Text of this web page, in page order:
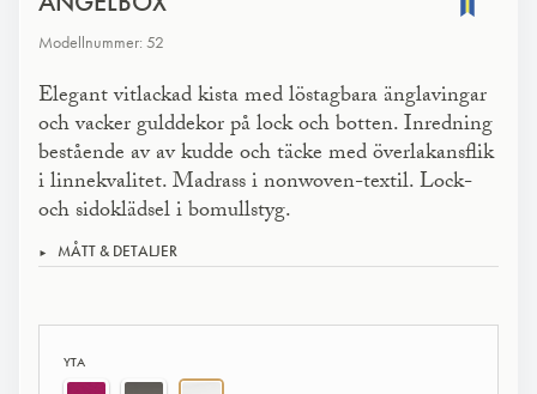
Modellnummer: 52
Elegant vitlackad kista med löstagbara änglavingar
och vacker gulddekor på lock och botten. Inredning
bestående av av kudde och täcke med överlakansflik
i linnekvalitet. Madrass i nonwoven-textil. Lock-
och sidoklädsel i bomullstyg.
MÅTT & DETALJER
YTA